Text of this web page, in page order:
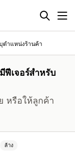
ตำแหน่งร้านค้า
ฟีเจอร์สำหรับ
หรือให้ลูกค้า
ล้าง